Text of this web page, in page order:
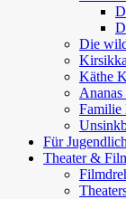
Die
Käthe
Ananas
Familie
Für
Theater &